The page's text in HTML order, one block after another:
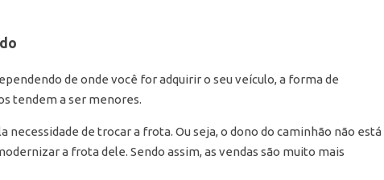
de onde você for adquirir o seu veículo, a forma de
tendem a ser menores.
de trocar a frota. Ou seja, o dono do caminhão não está
a frota dele. Sendo assim, as vendas são muito mais